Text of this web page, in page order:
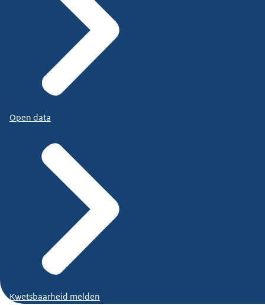
Open data
Kwetsbaarheid melden